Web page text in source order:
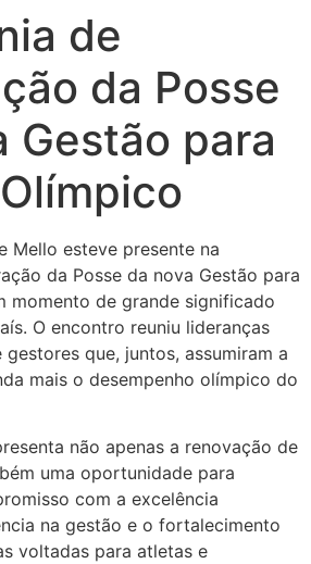
de
da Posse
Gestão para
Mello esteve presente na
da Posse da nova Gestão para
momento de grande significado
O encontro reuniu lideranças
que, juntos, assumiram a
mais o desempenho olímpico do
não apenas a renovação de
uma oportunidade para
com a excelência
na gestão e o fortalecimento
voltadas para atletas e